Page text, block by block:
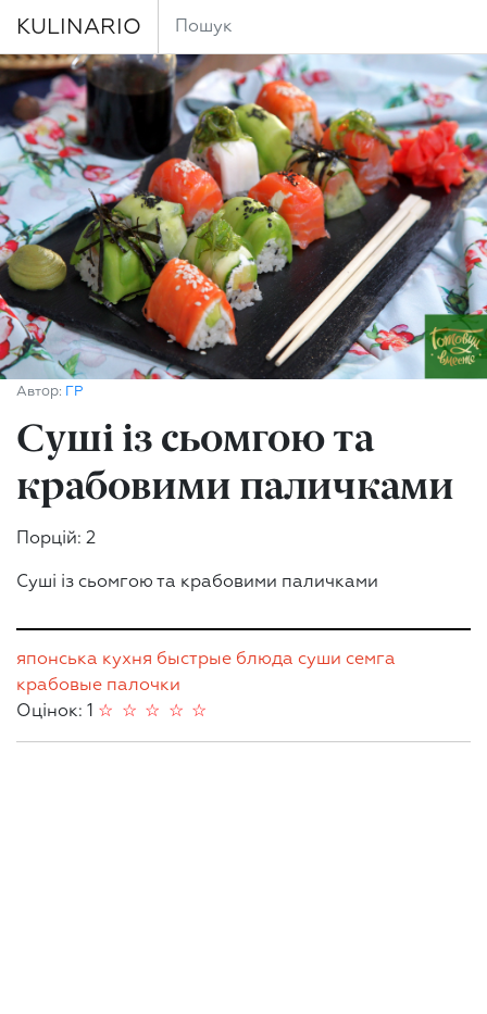
KULINARIO
Автор: ГР
Суші із сьомгою та
крабовими паличками
Порцій: 2
Суші із сьомгою та крабовими паличками
японська кухня быстрые блюда суши семга
крабовые палочки
Оцінок: 1
☆
☆
☆
☆
☆